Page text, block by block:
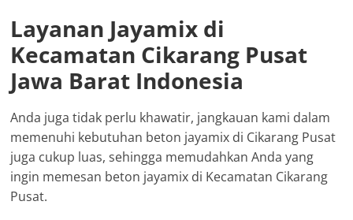
Layanan Jayamix di
Kecamatan Cikarang Pusat
Jawa Barat Indonesia
Anda juga tidak perlu khawatir, jangkauan kami dalam
memenuhi kebutuhan beton jayamix di Cikarang Pusat
juga cukup luas, sehingga memudahkan Anda yang
ingin memesan beton jayamix di Kecamatan Cikarang
Pusat.